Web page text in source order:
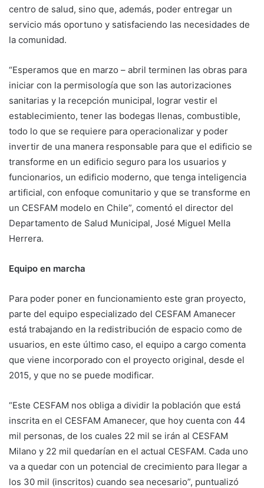
centro de salud, sino que, además, poder entregar un
servicio más oportuno y satisfaciendo las necesidades de
la comunidad.
“Esperamos que en marzo – abril terminen las obras para
iniciar con la permisología que son las autorizaciones
sanitarias y la recepción municipal, lograr vestir el
establecimiento, tener las bodegas llenas, combustible,
todo lo que se requiere para operacionalizar y poder
invertir de una manera responsable para que el edificio se
transforme en un edificio seguro para los usuarios y
funcionarios, un edificio moderno, que tenga inteligencia
artificial, con enfoque comunitario y que se transforme en
un CESFAM modelo en Chile”, comentó el director del
Departamento de Salud Municipal, José Miguel Mella
Herrera.
Equipo en marcha
Para poder poner en funcionamiento este gran proyecto,
parte del equipo especializado del CESFAM Amanecer
está trabajando en la redistribución de espacio como de
usuarios, en este último caso, el equipo a cargo comenta
que viene incorporado con el proyecto original, desde el
2015, y que no se puede modificar.
“Este CESFAM nos obliga a dividir la población que está
inscrita en el CESFAM Amanecer, que hoy cuenta con 44
mil personas, de los cuales 22 mil se irán al CESFAM
Milano y 22 mil quedarían en el actual CESFAM. Cada uno
va a quedar con un potencial de crecimiento para llegar a
los 30 mil (inscritos) cuando sea necesario”, puntualizó